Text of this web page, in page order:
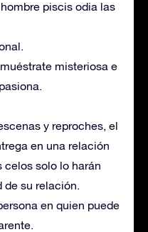
piscis odia las
misteriosa e
y reproches, el
en una relación
celos solo lo harán
de su relación.
en quien puede